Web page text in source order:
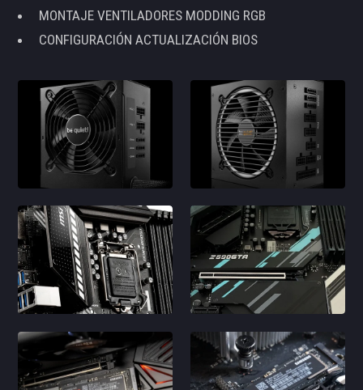
MONTAJE VENTILADORES MODDING RGB
CONFIGURACIÓN ACTUALIZACIÓN BIOS